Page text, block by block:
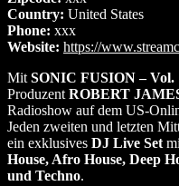
Country: United States
Phone: xxx
Website: https://
Mit SONIC FUSION – Vol.
Produzent ROBERT
Radioshow auf dem US-
Jeden zweiten und letzten
ein exklusives DJ Live Set
House, Afro House, Deep
und Techno.